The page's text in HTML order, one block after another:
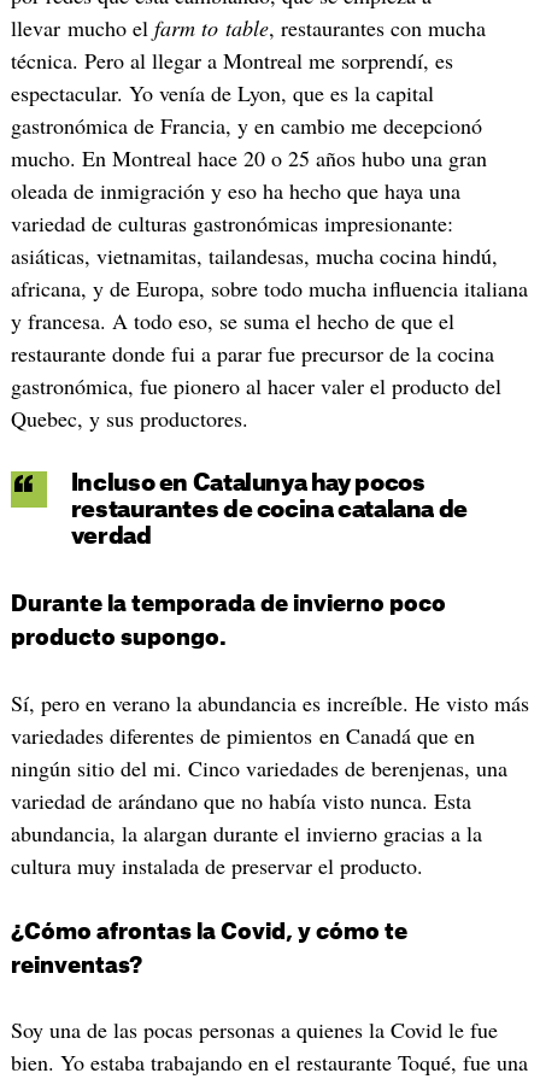
llevar mucho el farm to table, restaurantes con mucha
técnica. Pero al llegar a Montreal me sorprendí, es
espectacular. Yo venía de Lyon, que es la capital
gastronómica de Francia, y en cambio me decepcionó
mucho. En Montreal hace 20 o 25 años hubo una gran
oleada de inmigración y eso ha hecho que haya una
variedad de culturas gastronómicas impresionante:
asiáticas, vietnamitas, tailandesas, mucha cocina hindú,
africana, y de Europa, sobre todo mucha influencia italiana
y francesa. A todo eso, se suma el hecho de que el
restaurante donde fui a parar fue precursor de la cocina
gastronómica, fue pionero al hacer valer el producto del
Quebec, y sus productores.
Incluso en Catalunya hay pocos
restaurantes de cocina catalana de
verdad
Durante la temporada de invierno poco
producto supongo.
Sí, pero en verano la abundancia es increíble. He visto más
variedades diferentes de pimientos en Canadá que en
ningún sitio del mi. Cinco variedades de berenjenas, una
variedad de arándano que no había visto nunca. Esta
abundancia, la alargan durante el invierno gracias a la
cultura muy instalada de preservar el producto.
¿Cómo afrontas la Covid, y cómo te
reinventas?
Soy una de las pocas personas a quienes la Covid le fue
bien. Yo estaba trabajando en el restaurante Toqué, fue una